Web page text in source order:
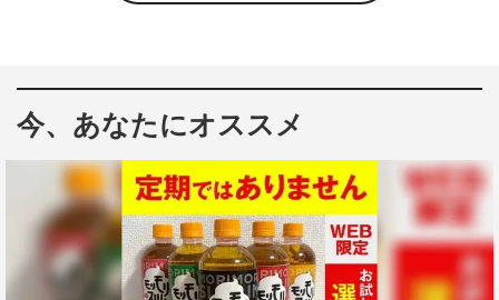
ーのこのコンビが、副音声でしか聞くことができない出演
者のエピソードや、個性派俳優同士ならではのクセ強めの
会話を繰り広げる。
小手伸也＆坂口涼太郎コメント
今、あなたにオススメ